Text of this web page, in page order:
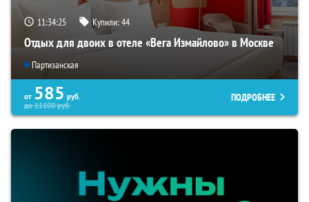
11:34:25 Купили:44
Отдых для двоих в отеле «Вега Измайлово» в Москве
Партизанская
от 585 руб.
до11100руб.
ПОДРОБНЕЕ